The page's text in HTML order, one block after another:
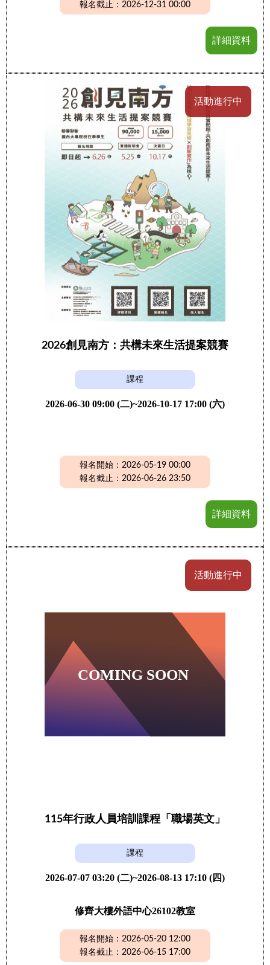
報名截止：2026-12-31 00:00
詳細資料
活動進行中
2026創見南方：共構未來生活提案競賽
課程
2026-06-30 09:00 (二)~2026-10-17 17:00 (六)
報名開始：2026-05-19 00:00
報名截止：2026-06-26 23:50
詳細資料
活動進行中
115年行政人員培訓課程「職場英文」
課程
2026-07-07 03:20 (二)~2026-08-13 17:10 (四)
修齊大樓外語中心26102教室
報名開始：2026-05-20 12:00
報名截止：2026-06-15 17:00